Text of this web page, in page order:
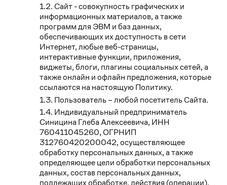
Сайт - совокупность графических и
информационных материалов, а также
программ для ЭВМ и баз данных,
обеспечивающих их доступность в сети
Интернет, любые веб-страницы,
интерактивные функции, приложения,
виджеты, блоги, плагины социальных сетей, а
также онлайн и офлайн предложения, которые
ссылаются на настоящую Политику.
Пользователь – любой посетитель Сайта.
Индивидуальный предприниматель
Синицина Глеба Алексеевича, ИНН
760411045260, ОГРНИП
312760420200042, осуществляющее
обработку персональных данных, а также
определяющее цели обработки персональных
данных, состав персональных данных,